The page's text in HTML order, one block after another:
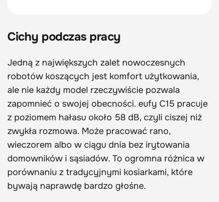
Cichy podczas pracy
Jedną z największych zalet nowoczesnych
robotów koszących jest komfort użytkowania,
ale nie każdy model rzeczywiście pozwala
zapomnieć o swojej obecności. eufy C15 pracuje
z poziomem hałasu około 58 dB, czyli ciszej niż
zwykła rozmowa. Może pracować rano,
wieczorem albo w ciągu dnia bez irytowania
domowników i sąsiadów. To ogromna różnica w
porównaniu z tradycyjnymi kosiarkami, które
bywają naprawdę bardzo głośne.